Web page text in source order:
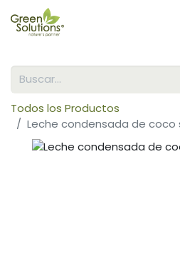
Todos los Productos
Leche condensada de coco